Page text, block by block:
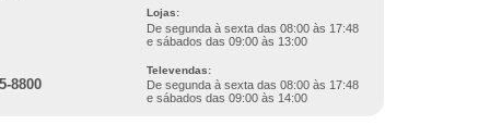
8800
Lojas:
De segunda à sexta das 08:00 às 17:48
e sábados das 09:00 às 13:00
Televendas:
De segunda à sexta das 08:00 às 17:48
e sábados das 09:00 às 14:00